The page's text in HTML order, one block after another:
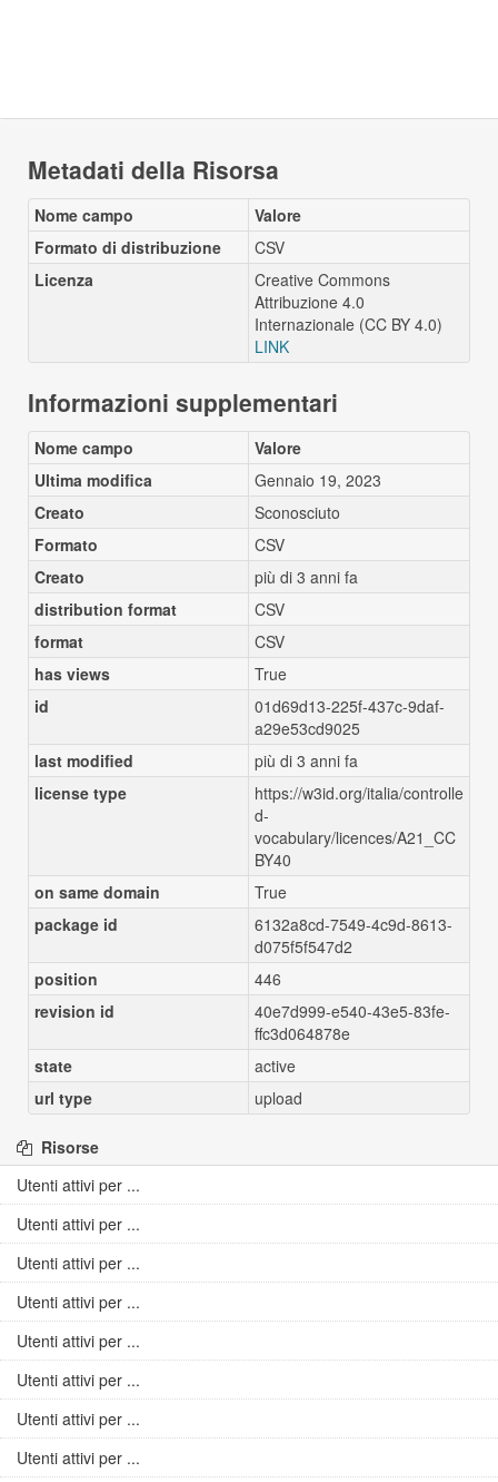
Metadati della Risorsa
Nome campo
Valore
Formato di distribuzione
CSV
Licenza
Creative Commons
Attribuzione 4.0
Internazionale (CC BY 4.0)
LINK
Informazioni supplementari
Nome campo
Valore
Ultima modifica
Gennaio 19, 2023
Creato
Sconosciuto
Formato
CSV
Creato
più di 3 anni fa
distribution format
CSV
format
CSV
has views
True
id
01d69d13-225f-437c-9daf-
a29e53cd9025
last modified
più di 3 anni fa
license type
https://w3id.org/italia/controlle
d-
vocabulary/licences/A21_CC
BY40
on same domain
True
package id
6132a8cd-7549-4c9d-8613-
d075f5f547d2
position
446
revision id
40e7d999-e540-43e5-83fe-
ffc3d064878e
state
active
url type
upload
Risorse
Utenti attivi per ...
Utenti attivi per ...
Utenti attivi per ...
Utenti attivi per ...
Utenti attivi per ...
Utenti attivi per ...
Utenti attivi per ...
Utenti attivi per ...